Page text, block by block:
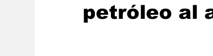
petróleo al